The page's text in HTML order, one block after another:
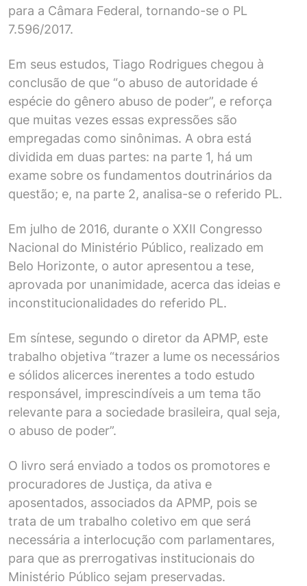
para a Câmara Federal, tornando-se o PL
7.596/2017.
Em seus estudos, Tiago Rodrigues chegou à
conclusão de que “o abuso de autoridade é
espécie do gênero abuso de poder”, e reforça
que muitas vezes essas expressões são
empregadas como sinônimas. A obra está
dividida em duas partes: na parte 1, há um
exame sobre os fundamentos doutrinários da
questão; e, na parte 2, analisa-se o referido PL.
Em julho de 2016, durante o XXII Congresso
Nacional do Ministério Público, realizado em
Belo Horizonte, o autor apresentou a tese,
aprovada por unanimidade, acerca das ideias e
inconstitucionalidades do referido PL.
Em síntese, segundo o diretor da APMP, este
trabalho objetiva “trazer a lume os necessários
e sólidos alicerces inerentes a todo estudo
responsável, imprescindíveis a um tema tão
relevante para a sociedade brasileira, qual seja,
o abuso de poder”.
O livro será enviado a todos os promotores e
procuradores de Justiça, da ativa e
aposentados, associados da APMP, pois se
trata de um trabalho coletivo em que será
necessária a interlocução com parlamentares,
para que as prerrogativas institucionais do
Ministério Público sejam preservadas.